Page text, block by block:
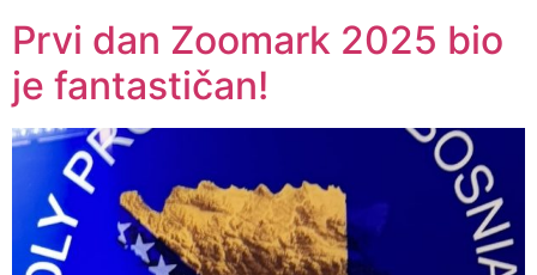
Prvi dan Zoomark 2025 bio
je fantastičan!